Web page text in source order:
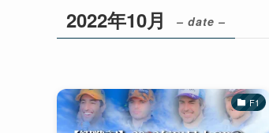
2022年10月 – date –
F1